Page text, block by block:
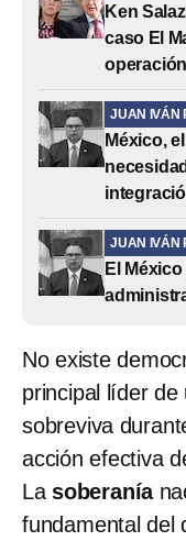
Ken
caso El
JUAN IVÁN
México,
JUAN IVÁN
El
No existe
principal líder de
sobreviva
acción efectiva
La soberanía
fundamental del